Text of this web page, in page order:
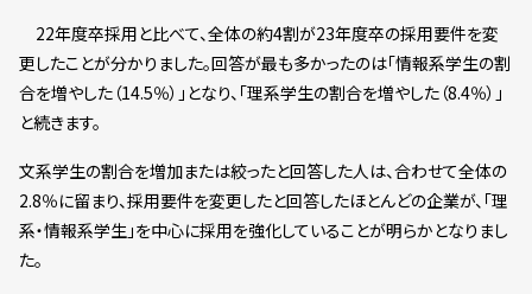
22年度卒採用と比べて、全体の約4割が23年度卒の採用要件を変
更したことが分かりました。回答が最も多かったのは「情報系学生の割
合を増やした（14.5％）」となり、「理系学生の割合を増やした（8.4％）」
と続きます。
文系学生の割合を増加または絞ったと回答した人は、合わせて全体の
2.8％に留まり、採用要件を変更したと回答したほとんどの企業が、「理
系・情報系学生」を中心に採用を強化していることが明らかとなりまし
た。